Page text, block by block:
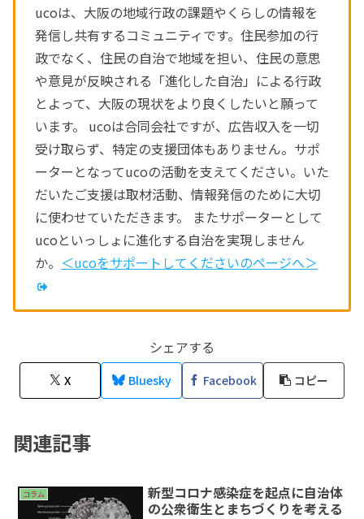
ucoは、大阪の地域行政の課題やくらしの情報を
発信し共有するコミュニティです。住民参加の行
政でなく、住民の自治で地域を担い、住民の意思
や意見が反映される「進化した自治」による行政
とよって、大阪の現状をより良くしたいと願って
います。 ucoは合同会社ですが、広告収入を一切
受け取らず、特定の支援団体もありません。サポ
ーターとなってucoの活動を支えてください。いた
だいたご支援は取材活動、情報発信のために大切
に使わせていただきます。 またサポーターとして
ucoといっしょに進化する自治を実現しません
か。 ＜ucoをサポートしてくださいのページへ＞
シェアする
X Bluesky Facebook コピー
関連記事
コラム
新型コロナ感染症を起点に自治体
の公衆衛生とまちづくりを考える